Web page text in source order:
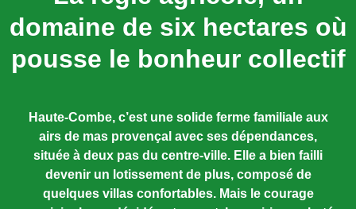
domaine de six hectares où
pousse le bonheur collectif
Haute-Combe, c’est une solide ferme familiale aux
airs de mas provençal avec ses dépendances,
située à deux pas du centre-ville. Elle a bien failli
devenir un lotissement de plus, composé de
quelques villas confortables. Mais le courage